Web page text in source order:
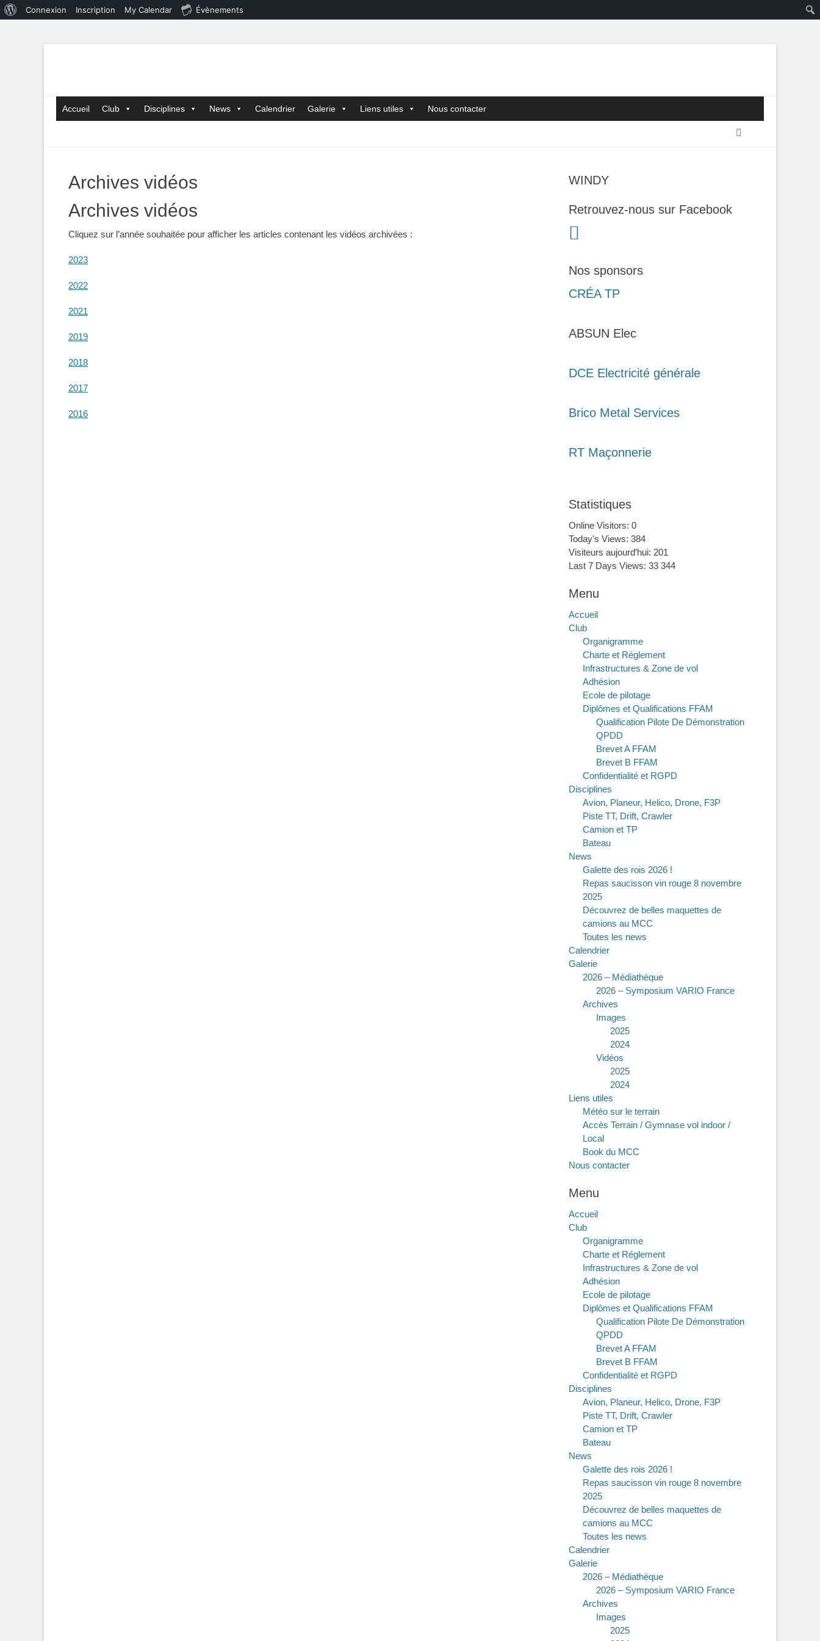
Connexion Inscription My Calendar Évènements
Menu principal
Accueil Club Disciplines News Calendrier Galerie Liens utiles Nous contacter
Archives vidéos
Archives vidéos
Cliquez sur l’année souhaitée pour afficher les articles contenant les vidéos archivées :
2023
2022
2021
2019
2018
2017
2016
WINDY
Retrouvez-nous sur Facebook
Nos sponsors
CRÉA TP
ABSUN Elec
DCE Electricité générale
Brico Metal Services
RT Maçonnerie
Statistiques
Online Visitors: 0
Today's Views: 384
Visiteurs aujourd’hui: 201
Last 7 Days Views: 33 344
Menu
Accueil
Club
Organigramme
Charte et Réglement
Infrastructures & Zone de vol
Adhésion
Ecole de pilotage
Diplômes et Qualifications FFAM
Qualification Pilote De Démonstration
QPDD
Brevet A FFAM
Brevet B FFAM
Confidentialité et RGPD
Disciplines
Avion, Planeur, Helico, Drone, F3P
Piste TT, Drift, Crawler
Camion et TP
Bateau
News
Galette des rois 2026 !
Repas saucisson vin rouge 8 novembre
2025
Découvrez de belles maquettes de
camions au MCC
Toutes les news
Calendrier
Galerie
2026 – Médiathèque
2026 – Symposium VARIO France
Archives
Images
2025
2024
Vidéos
2025
2024
Liens utiles
Météo sur le terrain
Accès Terrain / Gymnase vol indoor /
Local
Book du MCC
Nous contacter
Menu
Accueil
Club
Organigramme
Charte et Réglement
Infrastructures & Zone de vol
Adhésion
Ecole de pilotage
Diplômes et Qualifications FFAM
Qualification Pilote De Démonstration
QPDD
Brevet A FFAM
Brevet B FFAM
Confidentialité et RGPD
Disciplines
Avion, Planeur, Helico, Drone, F3P
Piste TT, Drift, Crawler
Camion et TP
Bateau
News
Galette des rois 2026 !
Repas saucisson vin rouge 8 novembre
2025
Découvrez de belles maquettes de
camions au MCC
Toutes les news
Calendrier
Galerie
2026 – Médiathèque
2026 – Symposium VARIO France
Archives
Images
2025